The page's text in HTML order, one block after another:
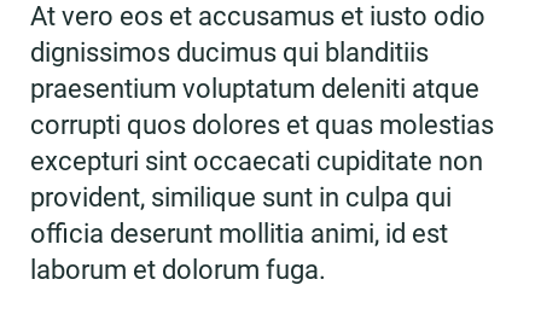
At vero eos et accusamus et iusto odio
dignissimos ducimus qui blanditiis
praesentium voluptatum deleniti atque
corrupti quos dolores et quas molestias
excepturi sint occaecati cupiditate non
provident, similique sunt in culpa qui
officia deserunt mollitia animi, id est
laborum et dolorum fuga.